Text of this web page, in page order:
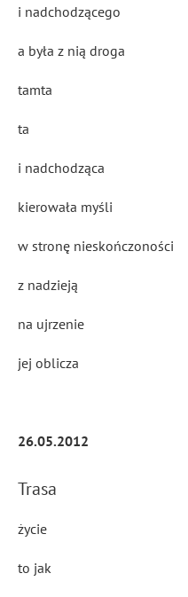
i nadchodzącego
a była z nią droga
tamta
ta
i nadchodząca
kierowała myśli
w stronę nieskończoności
z nadzieją
na ujrzenie
jej oblicza
26.05.2012
Trasa
życie
to jak